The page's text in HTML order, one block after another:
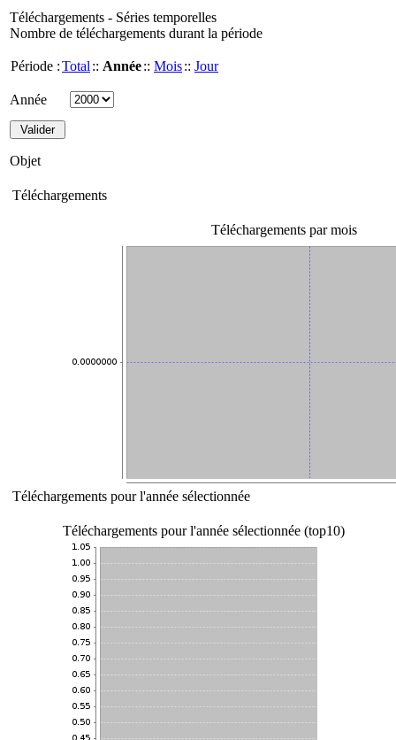
Téléchargements - Séries temporelles
Nombre de téléchargements durant la période
Période :Total :: Année:: Mois:: Jour
Année
Objet
Téléchargements
Téléchargements par mois
Téléchargements pour l'année sélectionnée
Téléchargements pour l'année sélectionnée (top10)